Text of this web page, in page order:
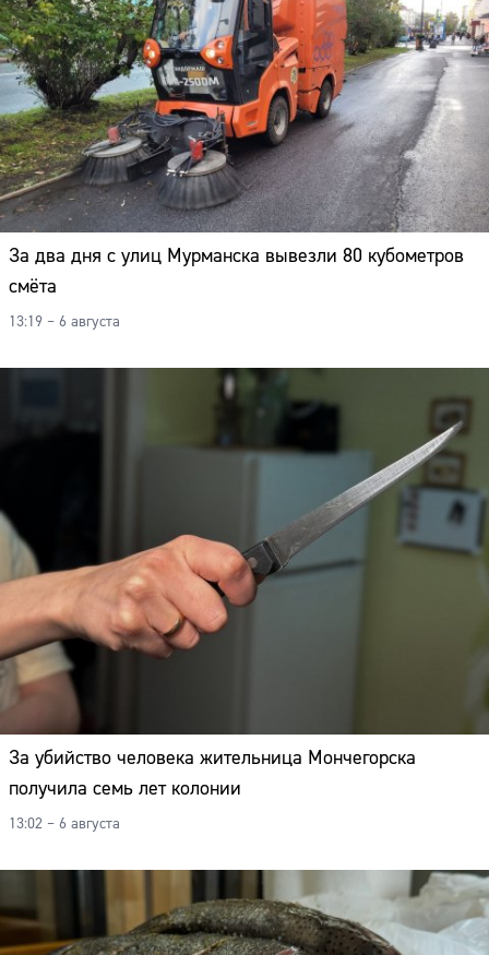
За два дня с улиц Мурманска вывезли 80 кубометров
смёта
13:19 – 6 августа
За убийство человека жительница Мончегорска
получила семь лет колонии
13:02 – 6 августа